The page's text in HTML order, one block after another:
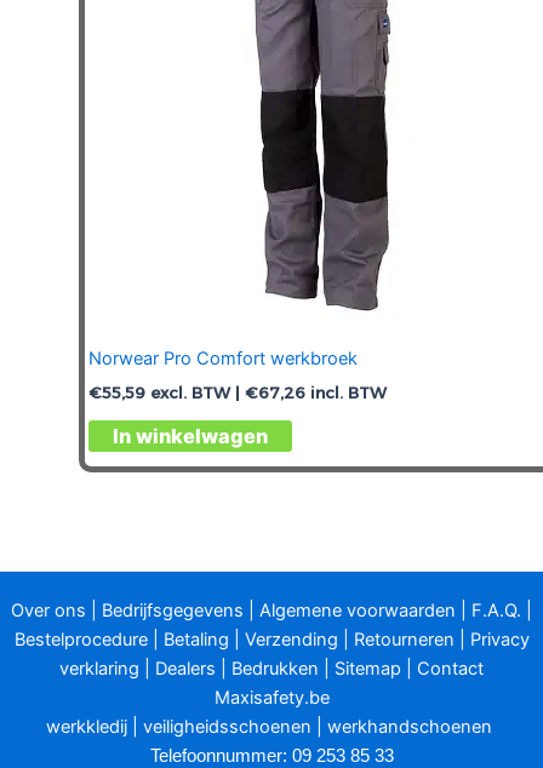
worden
op
productpagina
Norwear Pro Comfort werkbroek
€55,59 excl. BTW | €67,26 incl. BTW
In winkelwagen
Dit
product
Deze
kan
gekozen
worden
op
de
Over ons Bedrijfsgegevens Algemene voorwaarden F.A.Q.
Bestelprocedure| Betaling Verzending Retourneren
Privacy
verklaring
Dealers Bedrukken Sitemap
Contact
Maxisafety.be
werkkledij
veiligheidsschoenen werkhandschoenen
Telefoonnummer: 09 253 85 33